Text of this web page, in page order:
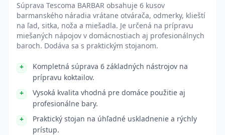
Súprava Tescoma BARBAR obsahuje 6 kusov
barmanského náradia vrátane otvárača, odmerky, klieští
na ľad, sitka, noža a miešadla. Je určená na prípravu
miešaných nápojov v domácnostiach aj profesionálnych
baroch. Dodáva sa s praktickým stojanom.
Kompletná súprava 6 základných nástrojov na
prípravu koktailov.
Vysoká kvalita vhodná pre domáce použitie aj
profesionálne bary.
Praktický stojan na úhľadné uskladnenie a rýchly
prístup.